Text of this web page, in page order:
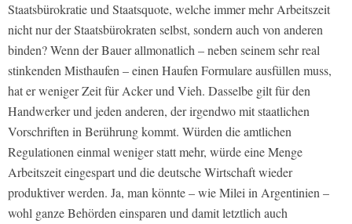
Staatsbürokratie und Staatsquote, welche immer mehr Arbeitszeit
nicht nur der Staatsbürokraten selbst, sondern auch von anderen
binden? Wenn der Bauer allmonatlich – neben seinem sehr real
stinkenden Misthaufen – einen Haufen Formulare ausfüllen muss,
hat er weniger Zeit für Acker und Vieh. Dasselbe gilt für den
Handwerker und jeden anderen, der irgendwo mit staatlichen
Vorschriften in Berührung kommt. Würden die amtlichen
Regulationen einmal weniger statt mehr, würde eine Menge
Arbeitszeit eingespart und die deutsche Wirtschaft wieder
produktiver werden. Ja, man könnte – wie Milei in Argentinien –
wohl ganze Behörden einsparen und damit letztlich auch